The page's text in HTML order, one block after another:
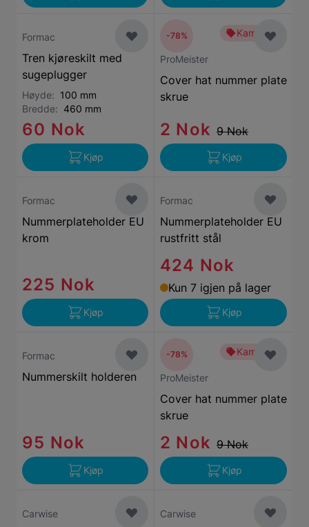
Formac
Tren kjøreskilt med
sugeplugger
Høyde: 100 mm
Bredde: 460 mm
60 Nok
Kjøp
Kampanje
ProMeister
Cover hat nummer plate
skrue
2 Nok 9 Nok
-78%
Kjøp
Formac
Nummerplateholder EU
krom
225 Nok
Kjøp
Formac
Nummerplateholder EU
rustfritt stål
424 Nok
Kun 7 igjen på lager
Kjøp
Formac
Nummerskilt holderen
95 Nok
Kjøp
Kampanje
ProMeister
Cover hat nummer plate
skrue
2 Nok 9 Nok
-78%
Kjøp
Carwise Carwise